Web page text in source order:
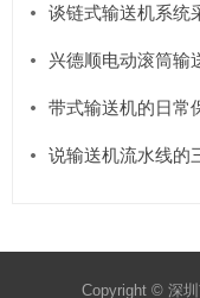
谈链式输送机系统
兴德顺电动滚筒输
带式输送机的日常
说输送机流水线的
Copyright © 深